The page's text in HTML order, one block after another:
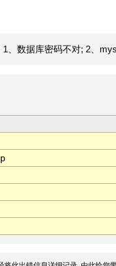
、数据库密码不对; 2、